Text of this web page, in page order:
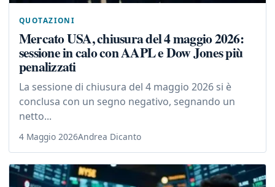
QUOTAZIONI
Mercato USA, chiusura del 4 maggio 2026:
sessione in calo con AAPL e Dow Jones più
penalizzati
La sessione di chiusura del 4 maggio 2026 si è
conclusa con un segno negativo, segnando un
netto...
4 Maggio 2026Andrea Dicanto